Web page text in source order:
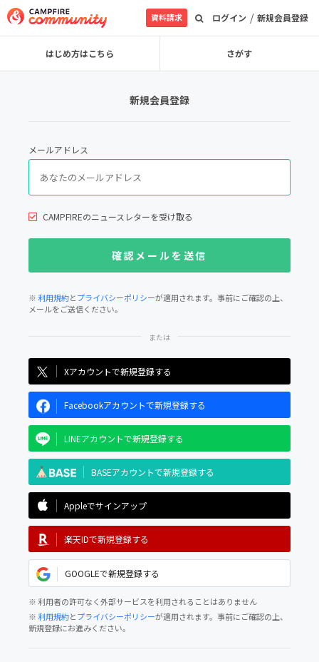
ログイン / 新規会員登録
資料請求
はじめ方はこちら さがす
新規会員登録
メールアドレス
CAMPFIREのニュースレターを受け取る
※利用規約とプライバシーポリシーが適用されます。事前にご確認の上、
メールをご送信ください。
Xアカウントで新規登録する
Facebookアカウントで新規登録する
LINEアカウントで新規登録する
BASEアカウントで新規登録する
Appleでサインアップ
楽天IDで新規登録する
GOOGLEで新規登録する
※ 利用者の許可なく外部サービスを利用されることはありません
※利用規約とプライバシーポリシーが適用されます。事前にご確認の上、
新規登録にお進みください。